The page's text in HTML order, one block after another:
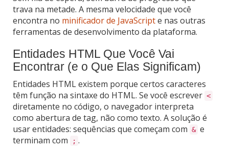
trava na metade. A mesma velocidade que você
encontra no minificador de JavaScripte nas outras
ferramentas de desenvolvimento da plataforma.
Entidades HTML Que Você Vai
Encontrar (e o Que Elas Significam)
Entidades HTML existem porque certos caracteres
têm função na sintaxe do HTML. Se você escrever <
diretamente no código, o navegador interpreta
como abertura de tag, não como texto. A solução é
usar entidades: sequências que começam com & e
terminam com
; .